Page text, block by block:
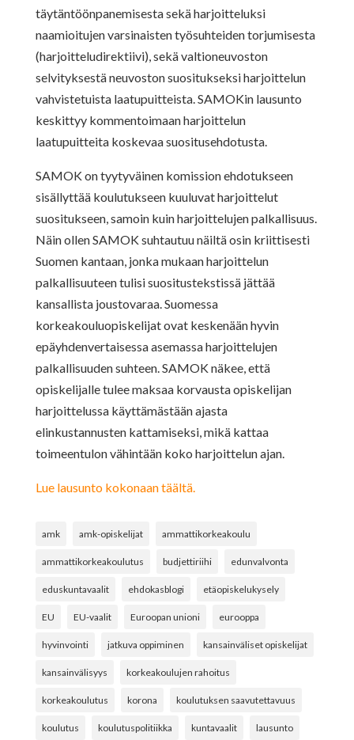
täytäntöönpanemisesta sekä harjoitteluksi
naamioitujen varsinaisten työsuhteiden torjumisesta
(harjoitteludirektiivi), sekä valtioneuvoston
selvityksestä neuvoston suositukseksi harjoittelun
vahvistetuista laatupuitteista. SAMOKin lausunto
keskittyy kommentoimaan harjoittelun
laatupuitteita koskevaa suositusehdotusta.
SAMOK on tyytyväinen komission ehdotukseen
sisällyttää koulutukseen kuuluvat harjoittelut
suositukseen, samoin kuin harjoittelujen palkallisuus.
Näin ollen SAMOK suhtautuu näiltä osin kriittisesti
Suomen kantaan, jonka mukaan harjoittelun
palkallisuuteen tulisi suositustekstissä jättää
kansallista joustovaraa. Suomessa
korkeakouluopiskelijat ovat keskenään hyvin
epäyhdenvertaisessa asemassa harjoittelujen
palkallisuuden suhteen. SAMOK näkee, että
opiskelijalle tulee maksaa korvausta opiskelijan
harjoittelussa käyttämästään ajasta
elinkustannusten kattamiseksi, mikä kattaa
toimeentulon vähintään koko harjoittelun ajan.
Lue lausunto kokonaan täältä.
amk amk-opiskelijat ammattikorkeakoulu
ammattikorkeakoulutus budjettiriihi edunvalvonta
eduskuntavaalit ehdokasblogi etäopiskelukysely
EU EU-vaalit Euroopan unioni eurooppa
hyvinvointi jatkuva oppiminen kansainväliset opiskelijat
kansainvälisyys korkeakoulujen rahoitus
korkeakoulutus korona koulutuksen saavutettavuus
koulutus koulutuspolitiikka kuntavaalit lausunto